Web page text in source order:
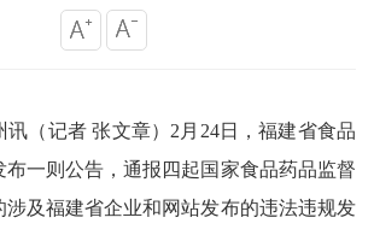
讯（记者 张文章） 2月24日，福建省食品
一则公告，通报四起国家食品药品监督
涉及福建省企业和网站发布的违法违规发